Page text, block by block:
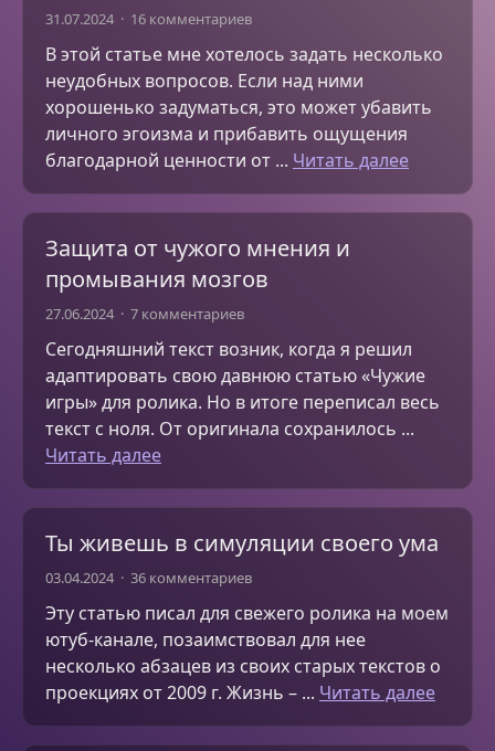
31.07.2024 16 комментариев
В этой статье мне хотелось задать несколько
неудобных вопросов. Если над ними
хорошенько задуматься, это может убавить
личного эгоизма и прибавить ощущения
благодарной ценности от ... Читать далее
Защита от чужого мнения и
промывания мозгов
27.06.2024 7 комментариев
Сегодняшний текст возник, когда я решил
адаптировать свою давнюю статью «Чужие
игры» для ролика. Но в итоге переписал весь
текст с ноля. От оригинала сохранилось ...
Читать далее
Ты живешь в симуляции своего ума
03.04.2024 36 комментариев
Эту статью писал для свежего ролика на моем
ютуб-канале, позаимствовал для нее
несколько абзацев из своих старых текстов о
проекциях от 2009 г. Жизнь – ... Читать далее